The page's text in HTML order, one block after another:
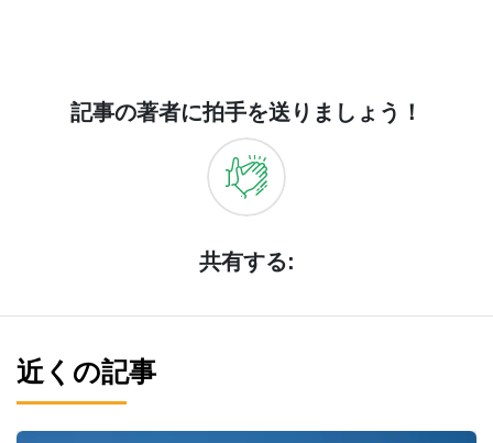
記事の著者に拍手を送りましょう！
共有する:
近くの記事